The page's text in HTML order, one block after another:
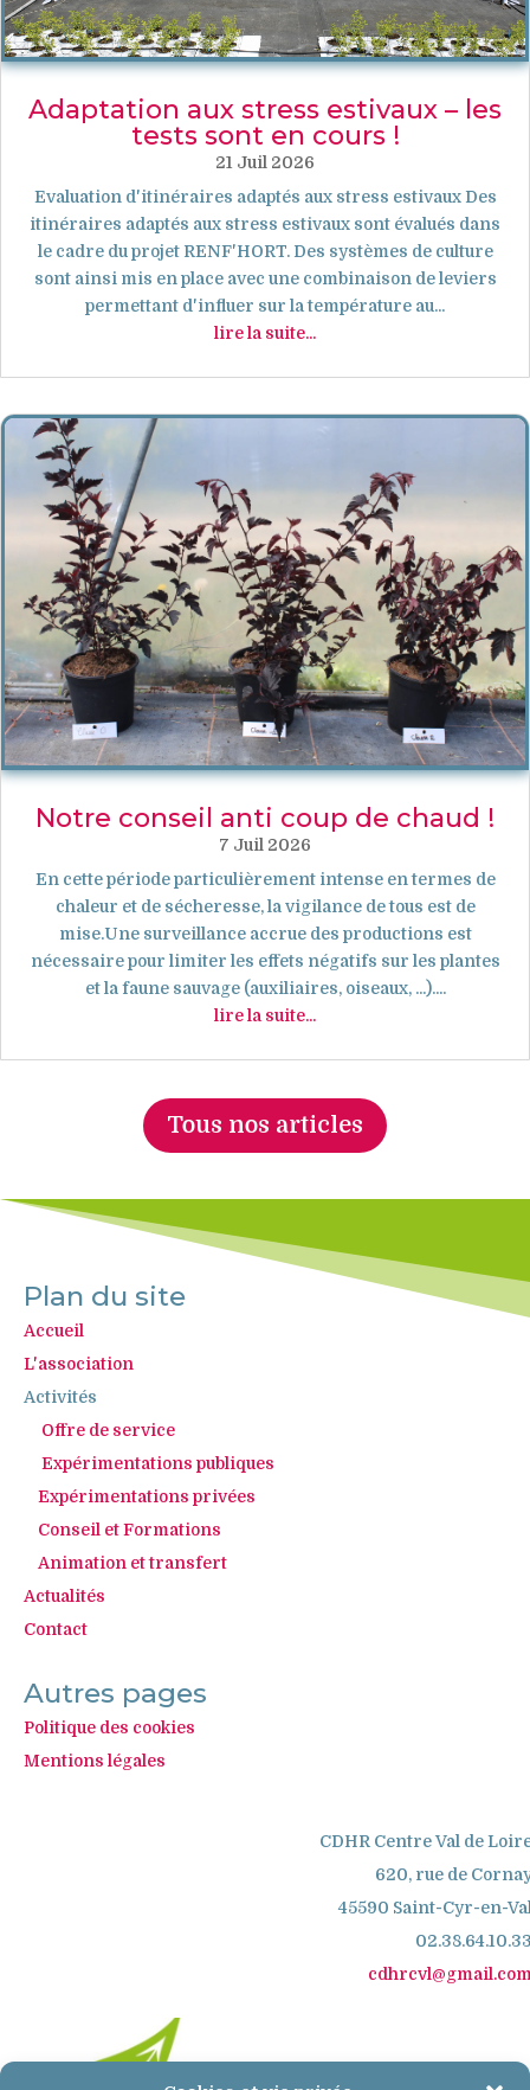
Adaptation aux stress estivaux – les
tests sont en cours !
21 Juil 2026
Evaluation d'itinéraires adaptés aux stress estivaux Des
itinéraires adaptés aux stress estivaux sont évalués dans
le cadre du projet RENF'HORT. Des systèmes de culture
sont ainsi mis en place avec une combinaison de leviers
permettant d'influer sur la température au...
lire la suite...
Notre conseil anti coup de chaud !
7 Juil 2026
En cette période particulièrement intense en termes de
chaleur et de sécheresse, la vigilance de tous est de
mise.Une surveillance accrue des productions est
nécessaire pour limiter les effets négatifs sur les plantes
et la faune sauvage (auxiliaires, oiseaux, ...)....
lire la suite...
Tous nos articles
Plan du site
Accueil
L'association
Activités
Offre de service
Expérimentations publiques
Expérimentations privées
Conseil et Formations
Animation et transfert
Actualités
Contact
Autres pages
Politique des cookies
Mentions légales
CDHR Centre Val de
620, rue de
45590 Saint-Cyr-en-